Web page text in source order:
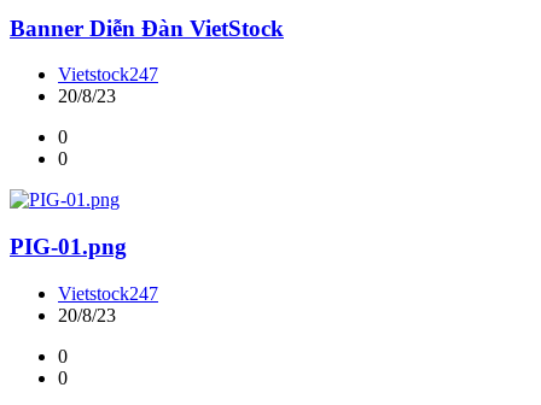
Banner Diễn Đàn VietStock
Vietstock247
20/8/23
0
0
PIG-01.png
Vietstock247
20/8/23
0
0